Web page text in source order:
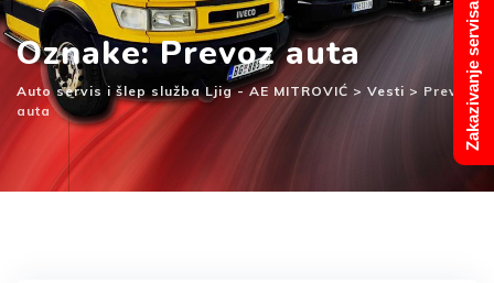
Oznake: Prevoz auta
Auto servis i šlep služba Ljig - AE MITROVIĆ > Vesti > Prevoz
auta
Zakazivanje servisa